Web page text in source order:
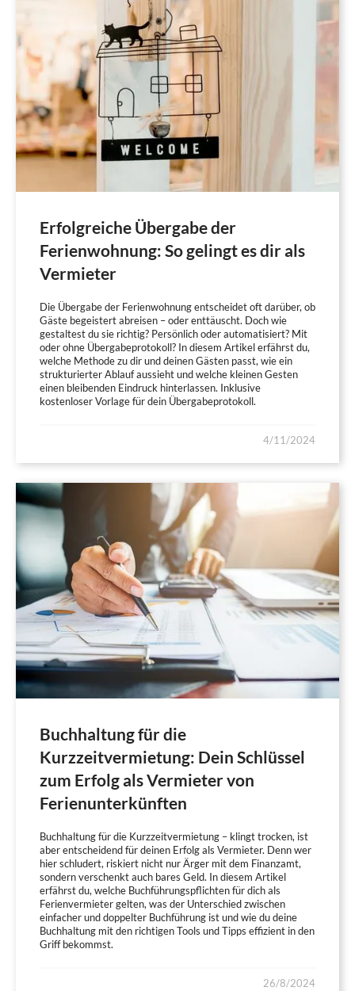
Erfolgreiche Übergabe der
Ferienwohnung: So gelingt es dir als
Vermieter
Die Übergabe der Ferienwohnung entscheidet oft darüber, ob
Gäste begeistert abreisen – oder enttäuscht. Doch wie
gestaltest du sie richtig? Persönlich oder automatisiert? Mit
oder ohne Übergabeprotokoll? In diesem Artikel erfährst du,
welche Methode zu dir und deinen Gästen passt, wie ein
strukturierter Ablauf aussieht und welche kleinen Gesten
einen bleibenden Eindruck hinterlassen. Inklusive
kostenloser Vorlage für dein Übergabeprotokoll.
4/11/2024
Buchhaltung für die
Kurzzeitvermietung: Dein Schlüssel
zum Erfolg als Vermieter von
Ferienunterkünften
Buchhaltung für die Kurzzeitvermietung – klingt trocken, ist
aber entscheidend für deinen Erfolg als Vermieter. Denn wer
hier schludert, riskiert nicht nur Ärger mit dem Finanzamt,
sondern verschenkt auch bares Geld. In diesem Artikel
erfährst du, welche Buchführungspflichten für dich als
Ferienvermieter gelten, was der Unterschied zwischen
einfacher und doppelter Buchführung ist und wie du deine
Buchhaltung mit den richtigen Tools und Tipps effizient in den
Griff bekommst.
26/8/2024